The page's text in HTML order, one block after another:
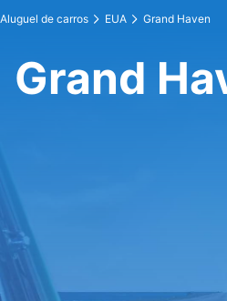
Aluguel de carros EUA Grand Haven
Grand